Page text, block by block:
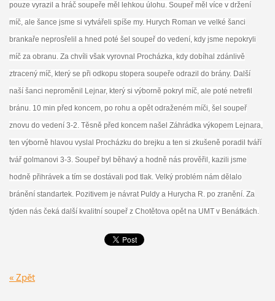
pouze vyrazil a hráč soupeře měl lehkou úlohu. Soupeř měl více v držení
míč, ale šance jsme si vytvářeli spíše my. Hurych Roman ve velké šanci
brankaře neprosřelil a hned poté šel soupeř do vedení, kdy jsme nepokryli
míč za obranu. Za chvíli však vyrovnal Procházka, kdy dobíhal zdánlivě
ztracený míč, který se při odkopu stopera soupeře odrazil do brány. Další
naší šanci neproměnil Lejnar, který si výborně pokryl míč, ale poté netrefil
bránu. 10 min před koncem, po rohu a opět odraženém míči, šel soupeř
znovu do vedení 3-2. Těsně před koncem našel Záhrádka výkopem Lejnara,
ten výborně hlavou vyslal Procházku do brejku a ten si zkušeně poradil tváří
tvář golmanovi 3-3. Soupeř byl běhavý a hodně nás prověřil, kazili jsme
hodně přihrávek a tím se dostávali pod tlak. Velký problém nám dělalo
bránění standartek. Pozitivem je návrat Puldy a Hurycha R. po zranění. Za
týden nás čeká další kvalitní soupeř z Chotětova opět na UMT v Benátkách.
« Zpět